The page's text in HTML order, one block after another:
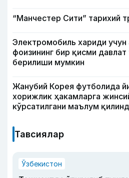
“Манчестер Сити” тарихий
Электромобиль хариди учун
фоизининг бир қисми
берилиши мумкин
Жанубий Корея футболида
хорижлик ҳакамларга
кўрсатилгани маълум
Тавсиялар
Ўзбекистон